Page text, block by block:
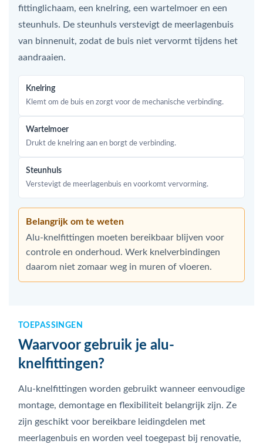
fittinglichaam, een knelring, een wartelmoer en een
steunhuls. De steunhuls verstevigt de meerlagenbuis
van binnenuit, zodat de buis niet vervormt tijdens het
aandraaien.
Knelring
Klemt om de buis en zorgt voor de mechanische verbinding.
Wartelmoer
Drukt de knelring aan en borgt de verbinding.
Steunhuls
Verstevigt de meerlagenbuis en voorkomt vervorming.
Belangrijk om te weten
Alu-knelfittingen moeten bereikbaar blijven voor
controle en onderhoud. Werk knelverbindingen
daarom niet zomaar weg in muren of vloeren.
TOEPASSINGEN
Waarvoor gebruik je alu-
knelfittingen?
Alu-knelfittingen worden gebruikt wanneer eenvoudige
montage, demontage en flexibiliteit belangrijk zijn. Ze
zijn geschikt voor bereikbare leidingdelen met
meerlagenbuis en worden veel toegepast bij renovatie,